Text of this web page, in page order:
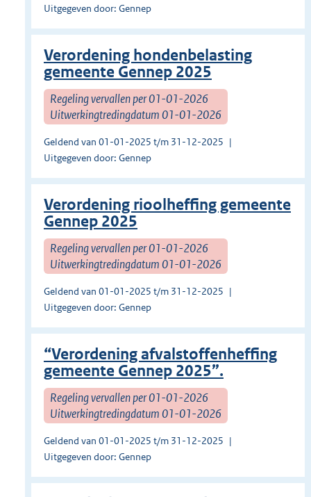
Uitgegeven door: Gennep
Verordening hondenbelasting
gemeente Gennep 2025
Regeling vervallen per 01-01-2026
Uitwerkingtredingdatum 01-01-2026
Geldend van 01-01-2025 t/m 31-12-2025
Uitgegeven door: Gennep
Verordening rioolheffing gemeente
Gennep 2025
Regeling vervallen per 01-01-2026
Uitwerkingtredingdatum 01-01-2026
Geldend van 01-01-2025 t/m 31-12-2025
Uitgegeven door: Gennep
“Verordening afvalstoffenheffing
gemeente Gennep 2025”.
Regeling vervallen per 01-01-2026
Uitwerkingtredingdatum 01-01-2026
Geldend van 01-01-2025 t/m 31-12-2025
Uitgegeven door: Gennep